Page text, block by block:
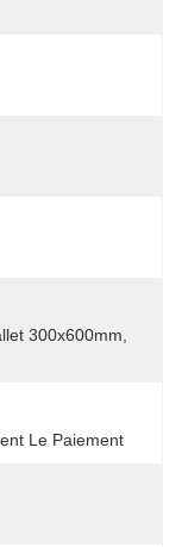
300x600mm,
Le Paiement